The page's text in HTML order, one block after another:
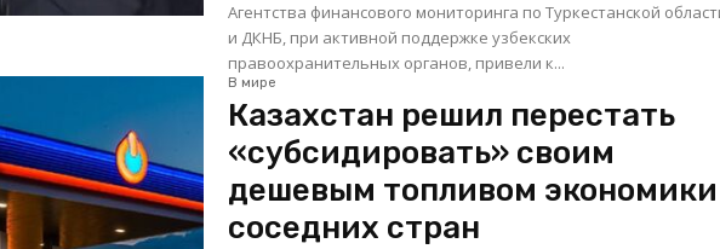
Агентства финансового мониторинга по Туркестанской
и ДКНБ, при активной поддержке узбекских
правоохранительных органов, привели к...
В мире
Казахстан решил перестать
«субсидировать» своим
дешевым топливом экономики
соседних стран